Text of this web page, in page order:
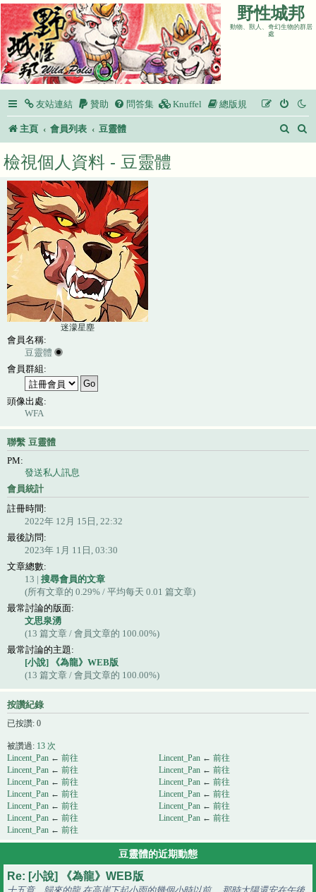
野性城邦
動物、獸人、奇幻生物的群居
處
友站連結 贊助 問答集 Knuffel 總版規
主頁 會員列表 豆靈體
搜
檢視個人資料 - 豆靈體
迷濛星塵
會員名稱:
豆靈體
會員群組:
頭像出處:
WFA
聯繫 豆靈體
PM:
發送私人訊息
會員統計
註冊時間:
2022年 12月 15日, 22:32
最後訪問:
2023年 1月 11日, 03:30
文章總數:
13 | 搜尋會員的文章
(所有文章的 0.29% / 平均每天 0.01 篇文章)
最常討論的版面:
文思泉湧
(13 篇文章 / 會員文章的 100.00%)
最常討論的主題:
[小說] 《為龍》WEB版
(13 篇文章 / 會員文章的 100.00%)
按讚紀錄
已按讚: 0
被讚過: 13 次
Lincent_Pan ← 前往 Lincent_Pan ←前往
Lincent_Pan ← 前往 Lincent_Pan ←前往
Lincent_Pan ← 前往 Lincent_Pan ←前往
Lincent_Pan ← 前往 Lincent_Pan ←前往
Lincent_Pan ← 前往 Lincent_Pan ←前往
Lincent_Pan ← 前往 Lincent_Pan ←前往
Lincent_Pan ← 前往
豆靈體的近期動態
Re: [小說] 《為龍》WEB版